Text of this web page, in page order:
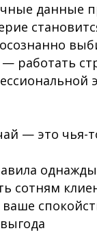
данные
работать
— это чья-
сотням